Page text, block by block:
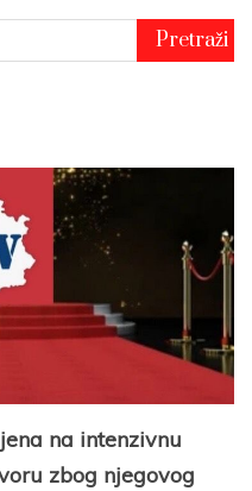
na intenzivnu
zbog njegovog